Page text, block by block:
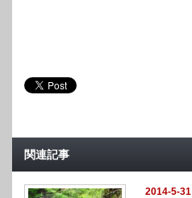
関連記事
2014-5-31